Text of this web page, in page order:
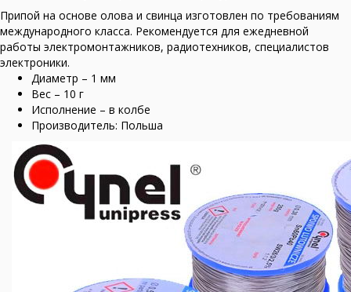
Припой на основе олова и свинца изготовлен по требованиям
международного класса. Рекомендуется для ежедневной
работы электромонтажников, радиотехников, специалистов
электроники.
Диаметр – 1 мм
Вес – 10 г
Исполнение – в колбе
Производитель: Польша